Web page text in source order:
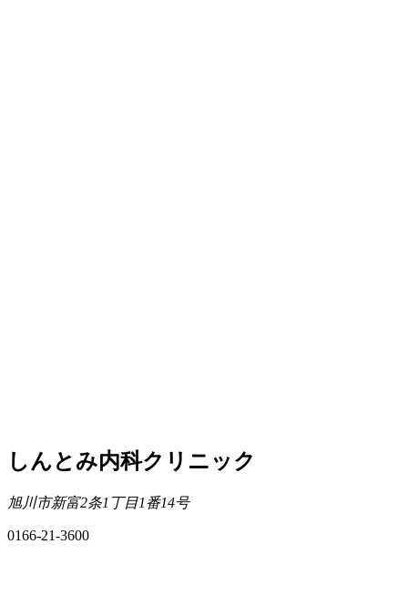
しんとみ内科クリニック
旭川市新富2条1丁目1番14号
0166-21-3600